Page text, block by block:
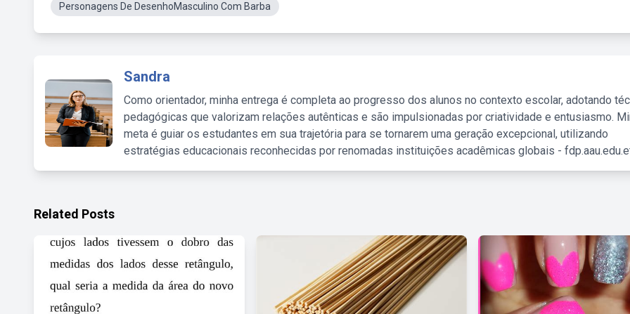
Personagens De DesenhoMasculino Com Barba
Sandra
Como orientador, minha entrega é completa ao progresso dos alunos no contexto escolar, adotando
pedagógicas que valorizam relações autênticas e são impulsionadas por criatividade e entusiasmo.
meta é guiar os estudantes em sua trajetória para se tornarem uma geração excepcional, utilizando
estratégias educacionais reconhecidas por renomadas instituições acadêmicas globais -
Related Posts